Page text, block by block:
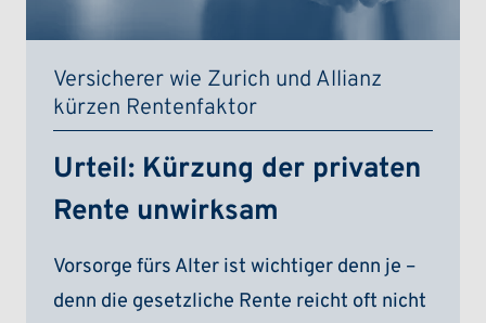
Versicherer wie Zurich und Allianz
kürzen Rentenfaktor
Urteil: Kürzung der privaten
Rente unwirksam
Vorsorge fürs Alter ist wichtiger denn je –
denn die gesetzliche Rente reicht oft nicht